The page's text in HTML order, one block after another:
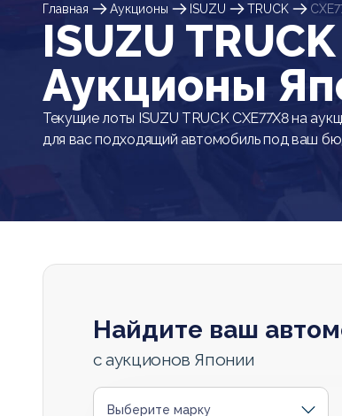
Главная Аукционы ISUZU TRUCK
ISUZU
Аукционы
Текущие лоты ISUZU TRUCK CXE77X8 на
для вас подходящий автомобиль под ваш
Найдите ваш
с аукционов Японии
Выберите марку